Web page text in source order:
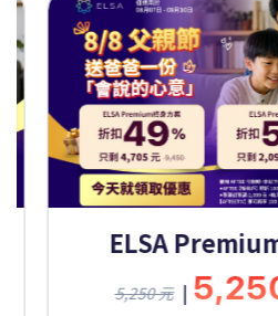
一年
元